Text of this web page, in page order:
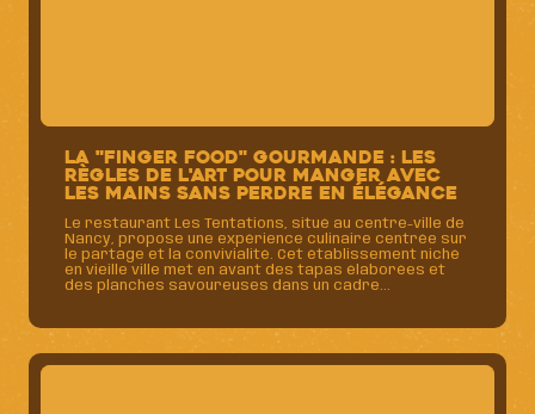
La "Finger Food" gourmande : les
règles de l'art pour manger avec
les mains sans perdre en élégance
Le restaurant Les Tentations, situé au centre-ville de
Nancy, propose une expérience culinaire centrée sur
le partage et la convivialité. Cet établissement niché
en vieille ville met en avant des tapas élaborées et
des planches savoureuses dans un cadre...